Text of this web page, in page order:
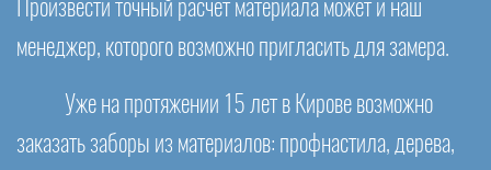
Произвести точный расчет материала может и наш
менеджер, которого возможно пригласить для замера.
Уже на протяжении 15 лет в Кирове возможно
заказать заборы из материалов: профнастила, дерева,